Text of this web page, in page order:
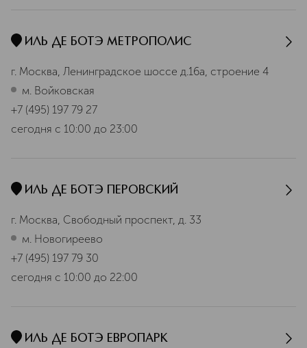
ИЛЬ ДЕ БОТЭ МЕТРОПОЛИС
г. Москва, Ленинградское шоссе д.16а, строение 4
м. Войковская
+7 (495) 197 79 27
сегодня с 10:00 до 23:00
ИЛЬ ДЕ БОТЭ ПЕРОВСКИЙ
г. Москва, Свободный проспект, д. 33
м. Новогиреево
+7 (495) 197 79 30
сегодня с 10:00 до 22:00
ИЛЬ ДЕ БОТЭ ЕВРОПАРК